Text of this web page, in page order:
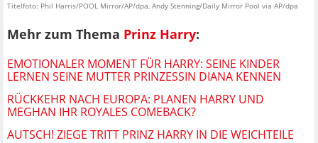
Titelfoto: Phil Harris/POOL Mirror/AP/dpa, Andy Stenning/Daily Mirror Pool via AP/dpa
Mehr zum Thema Prinz Harry:
EMOTIONALER MOMENT FÜR HARRY: SEINE KINDER
LERNEN SEINE MUTTER PRINZESSIN DIANA KENNEN
RÜCKKEHR NACH EUROPA: PLANEN HARRY UND
MEGHAN IHR ROYALES COMEBACK?
AUTSCH! ZIEGE TRITT PRINZ HARRY IN DIE WEICHTEILE